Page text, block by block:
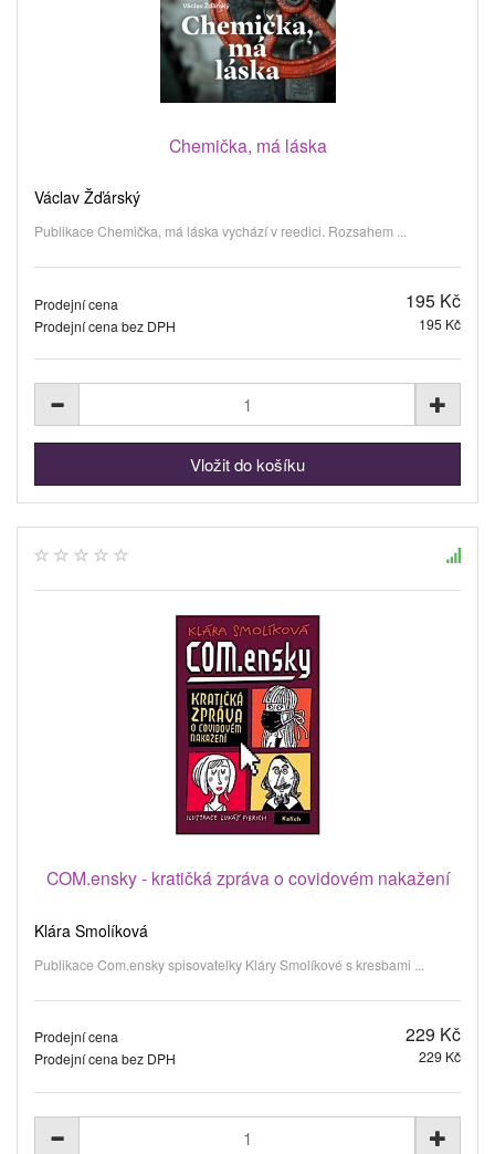
Chemička, má láska
Václav Žďárský
Publikace Chemička, má láska vychází v reedici. Rozsahem ...
Prodejní cena 195 Kč
Prodejní cena bez DPH 195 Kč
COM.ensky - kratičká zpráva o covidovém nakažení
Klára Smolíková
Publikace Com.ensky spisovatelky Kláry Smolíkové s kresbami ...
Prodejní cena 229 Kč
Prodejní cena bez DPH 229 Kč